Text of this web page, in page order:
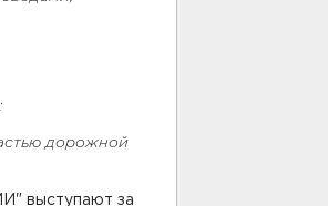
дорожной
выступают за